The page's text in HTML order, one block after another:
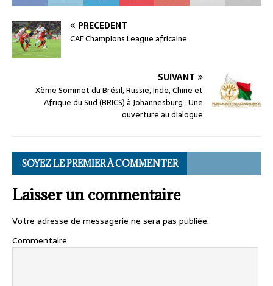
PRÉCÉDENT
CAF Champions League africaine
SUIVANT
Xème Sommet du Brésil, Russie, Inde, Chine et
Afrique du Sud (BRICS) à Johannesburg : Une
ouverture au dialogue
SOYEZ LE PREMIER À COMMENTER
Laisser un commentaire
Votre adresse de messagerie ne sera pas publiée.
Commentaire